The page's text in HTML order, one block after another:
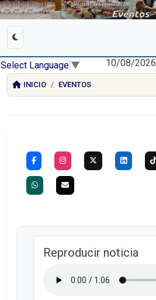
Select Language ▼ 10/08/2026
INICIO EVENTOS
Reproducir noticia